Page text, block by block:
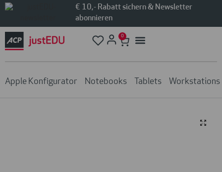
€ 10,- Rabatt sichern & Newsletter
abonnieren
0
Apple Konfigurator Notebooks Tablets Workstations